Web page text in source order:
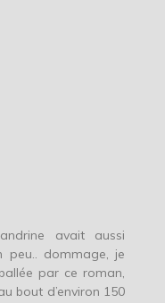
avait aussi
peu.. dommage, je
par ce roman,
bout d’environ 150